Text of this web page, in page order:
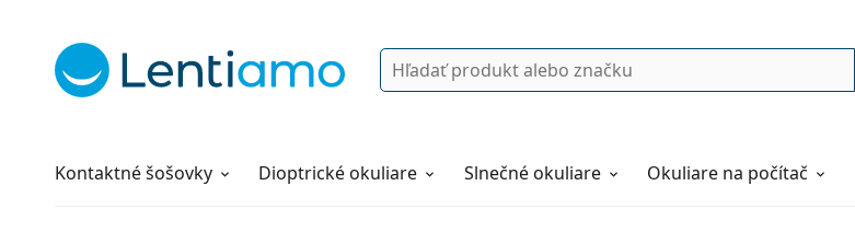
Vyhľadávanie
Kontaktné šošovky
Roztoky Dioptrické okuliare Slnečné okuliare Okuliare na počítač
Všetko o nákupe